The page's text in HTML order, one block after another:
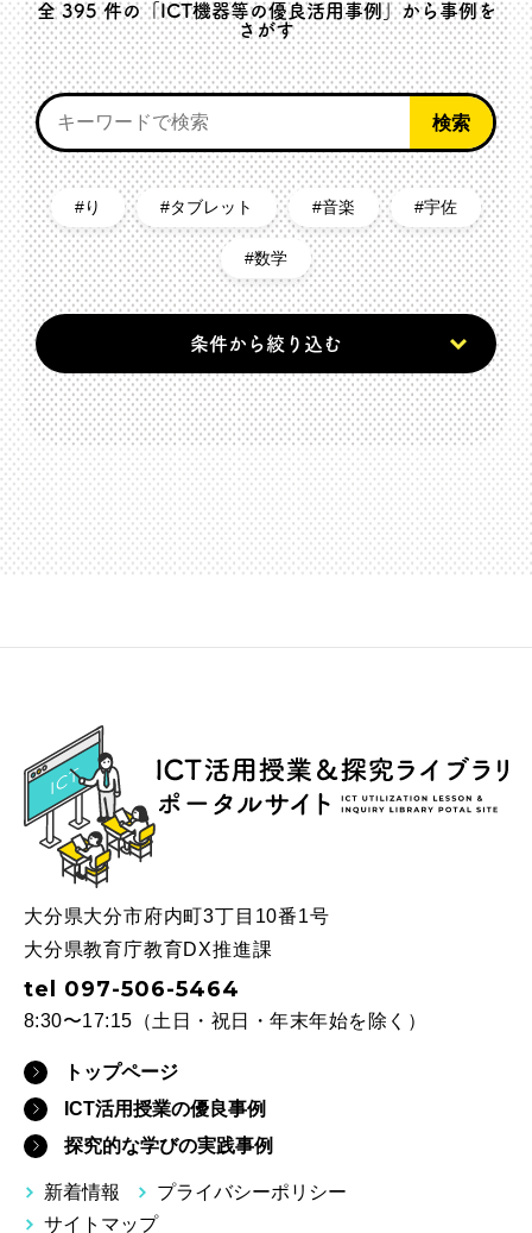
全395件の「ICT機器等の優良活用事例」から事例を
さがす
り タブレット 音楽 宇佐
数学
条件から絞り込む
ICT
大分県大分市府内町3丁目10番1号
大分県教育庁教育DX推進課
tel 097-506-5464
8:30〜17:15（土日・祝日・年末年始を除く）
トップページ
ICT活用授業の優良事例
探究的な学びの実践事例
新着情報
プライバシーポリシー
サイトマップ